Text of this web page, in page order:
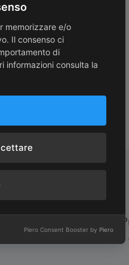
Assistenza Clienti
memorizzare e/o
Il consenso ci
di
informazioni consulta la
Piero Consent Booster by Piero